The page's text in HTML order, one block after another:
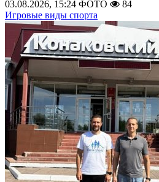
03.08.2026, 15:24 ФОТО
84
Игровые виды спорта